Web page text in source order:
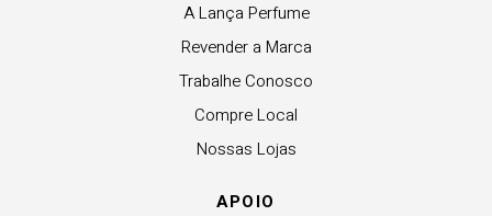
A Lança Perfume
Revender a Marca
Trabalhe Conosco
Compre Local
Nossas Lojas
APOIO